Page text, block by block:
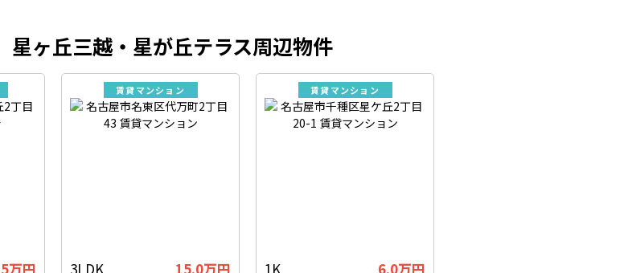
星ヶ丘三越・星が丘テラス周辺物件
万円
賃貸マンション
3LDK 15.0万円
賃貸マンション
1K 6.0万円